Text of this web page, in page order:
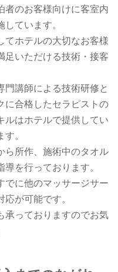
者のお客様向けに客室内
ています。
てホテルの大切なお客様
足いただける技術・接客
門講師による技術研修と
に合格したセラピストの
ルはホテルで提供してい
。
ら所作、施術中のタオル
を行っております。
でに他のマッサージサー
が可能です。
承っておりますのでお気